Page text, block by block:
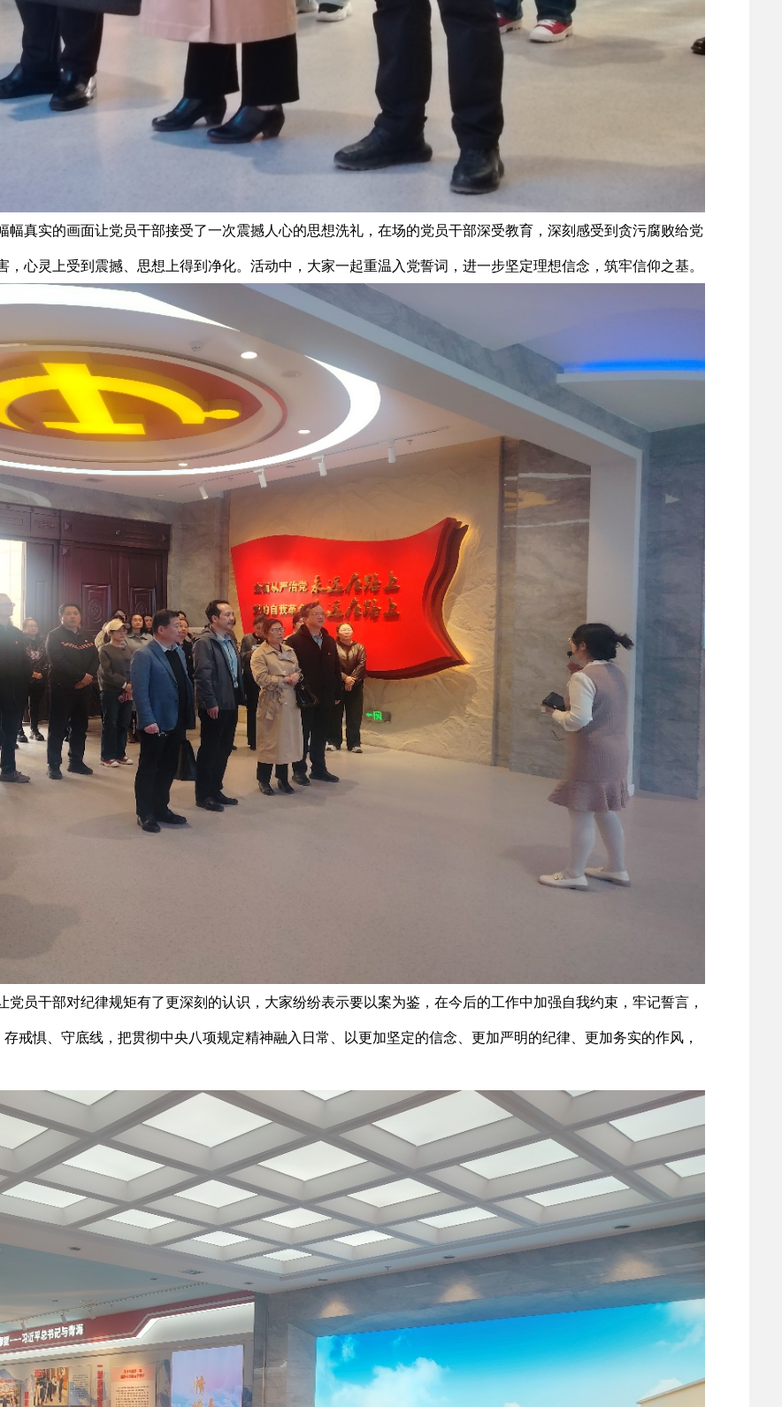
真实的画面让党员干部接受了一次震撼人心的思想洗礼，在场的党员干部深受教育，深刻感受到贪污腐败给党
心灵上受到震撼、思想上得到净化。活动中，大家一起重温入党誓词，进一步坚定理想信念，筑牢信仰之基。
员干部对纪律规矩有了更深刻的认识，大家纷纷表示要以案为鉴，在今后的工作中加强自我约束，牢记誓言，
戒惧、守底线，把贯彻中央八项规定精神融入日常、以更加坚定的信念、更加严明的纪律、更加务实的作风，